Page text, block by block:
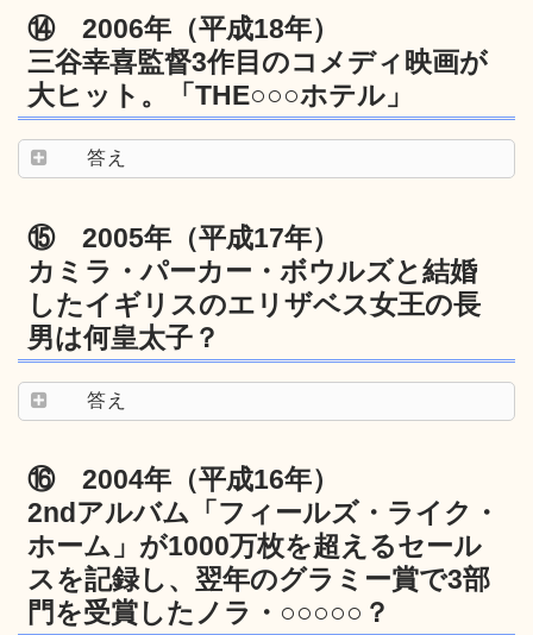
⑭ 2006年（平成18年）
三谷幸喜監督3作目のコメディ映画が
大ヒット。「THE○○○ホテル」
答え
⑮ 2005年（平成17年）
カミラ・パーカー・ボウルズと結婚
したイギリスのエリザベス女王の長
男は何皇太子？
答え
⑯ 2004年（平成16年）
2ndアルバム「フィールズ・ライク・
ホーム」が1000万枚を超えるセール
スを記録し、翌年のグラミー賞で3部
門を受賞したノラ・○○○○○？